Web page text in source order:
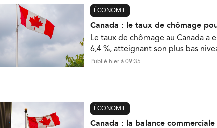
ÉCONOMIE
Canada : le taux de chômage
Le taux de chômage au Canada a
6,4 %, atteignant son plus bas
Publié hier à 09:35
ÉCONOMIE
Canada : la balance